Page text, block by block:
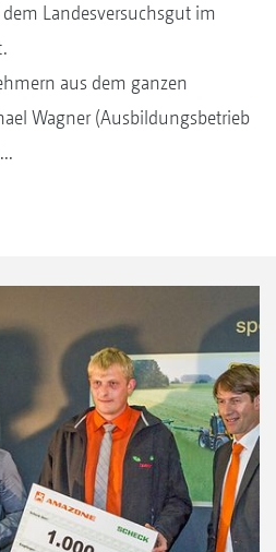
Landesversuchsgut im
aus dem ganzen
Wagner (Ausbildungsbetrieb